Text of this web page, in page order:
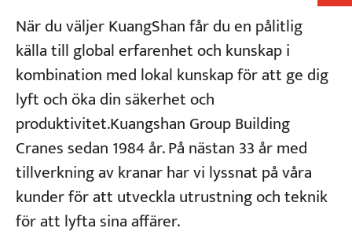
När du väljer KuangShan får du en pålitlig
källa till global erfarenhet och kunskap i
kombination med lokal kunskap för att ge dig
lyft och öka din säkerhet och
produktivitet.Kuangshan Group Building
Cranes sedan 1984 år. På nästan 33 år med
tillverkning av kranar har vi lyssnat på våra
kunder för att utveckla utrustning och teknik
för att lyfta sina affärer.